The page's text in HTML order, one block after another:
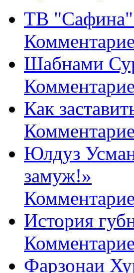
ТВ "Сафина"
Шабнами
Как
Юлдуз
замуж!»
История
Фарзонаи